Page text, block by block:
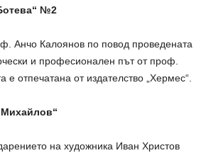
№2
Анчо Калоянов по повод проведената
и професионален път от проф.
е отпечатана от издателство „Хермес“.
на художника Иван Христов